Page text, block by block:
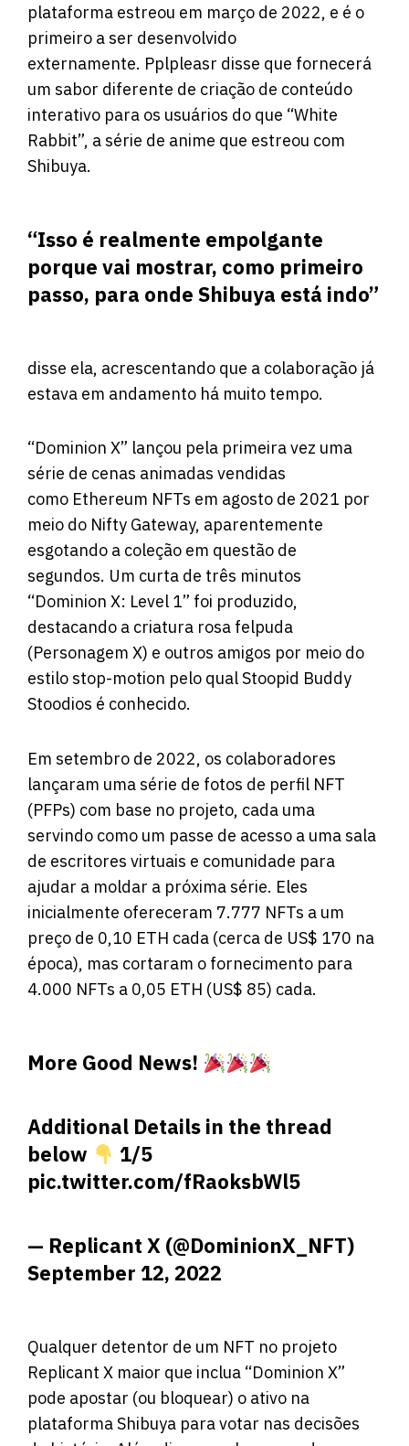
plataforma estreou em março de 2022, e é o
primeiro a ser desenvolvido
externamente. Pplpleasr disse que fornecerá
um sabor diferente de criação de conteúdo
interativo para os usuários do que “White
Rabbit”, a série de anime que estreou com
Shibuya.
“Isso é realmente empolgante
porque vai mostrar, como primeiro
passo, para onde Shibuya está indo”
disse ela, acrescentando que a colaboração já
estava em andamento há muito tempo.
“Dominion X” lançou pela primeira vez uma
série de cenas animadas vendidas
como Ethereum NFTs em agosto de 2021 por
meio do Nifty Gateway, aparentemente
esgotando a coleção em questão de
segundos. Um curta de três minutos
“Dominion X: Level 1” foi produzido,
destacando a criatura rosa felpuda
(Personagem X) e outros amigos por meio do
estilo stop-motion pelo qual Stoopid Buddy
Stoodios é conhecido.
Em setembro de 2022, os colaboradores
lançaram uma série de fotos de perfil NFT
(PFPs) com base no projeto, cada uma
servindo como um passe de acesso a uma sala
de escritores virtuais e comunidade para
ajudar a moldar a próxima série. Eles
inicialmente ofereceram 7.777 NFTs a um
preço de 0,10 ETH cada (cerca de US$ 170 na
época), mas cortaram o fornecimento para
4.000 NFTs a 0,05 ETH (US$ 85) cada.
More Good News!
Additional Details in the thread
below
1/5
pic.twitter.com/fRaoksbWl5
— Replicant X (@DominionX_NFT)
September 12, 2022
Qualquer detentor de um NFT no projeto
Replicant X maior que inclua “Dominion X”
pode apostar (ou bloquear) o ativo na
plataforma Shibuya para votar nas decisões